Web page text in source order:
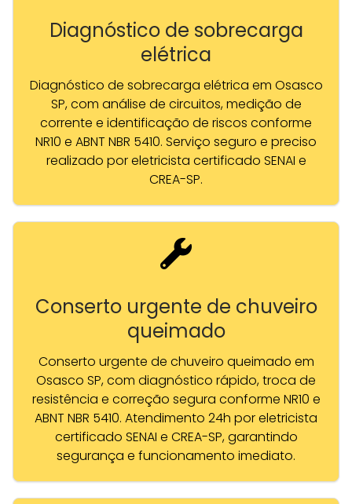
Diagnóstico de sobrecarga
elétrica
Diagnóstico de sobrecarga elétrica em Osasco
SP, com análise de circuitos, medição de
corrente e identificação de riscos conforme
NR10 e ABNT NBR 5410. Serviço seguro e preciso
realizado por eletricista certificado SENAI e
CREA-SP.
Conserto urgente de chuveiro
queimado
Conserto urgente de chuveiro queimado em
Osasco SP, com diagnóstico rápido, troca de
resistência e correção segura conforme NR10 e
ABNT NBR 5410. Atendimento 24h por eletricista
certificado SENAI e CREA-SP, garantindo
segurança e funcionamento imediato.